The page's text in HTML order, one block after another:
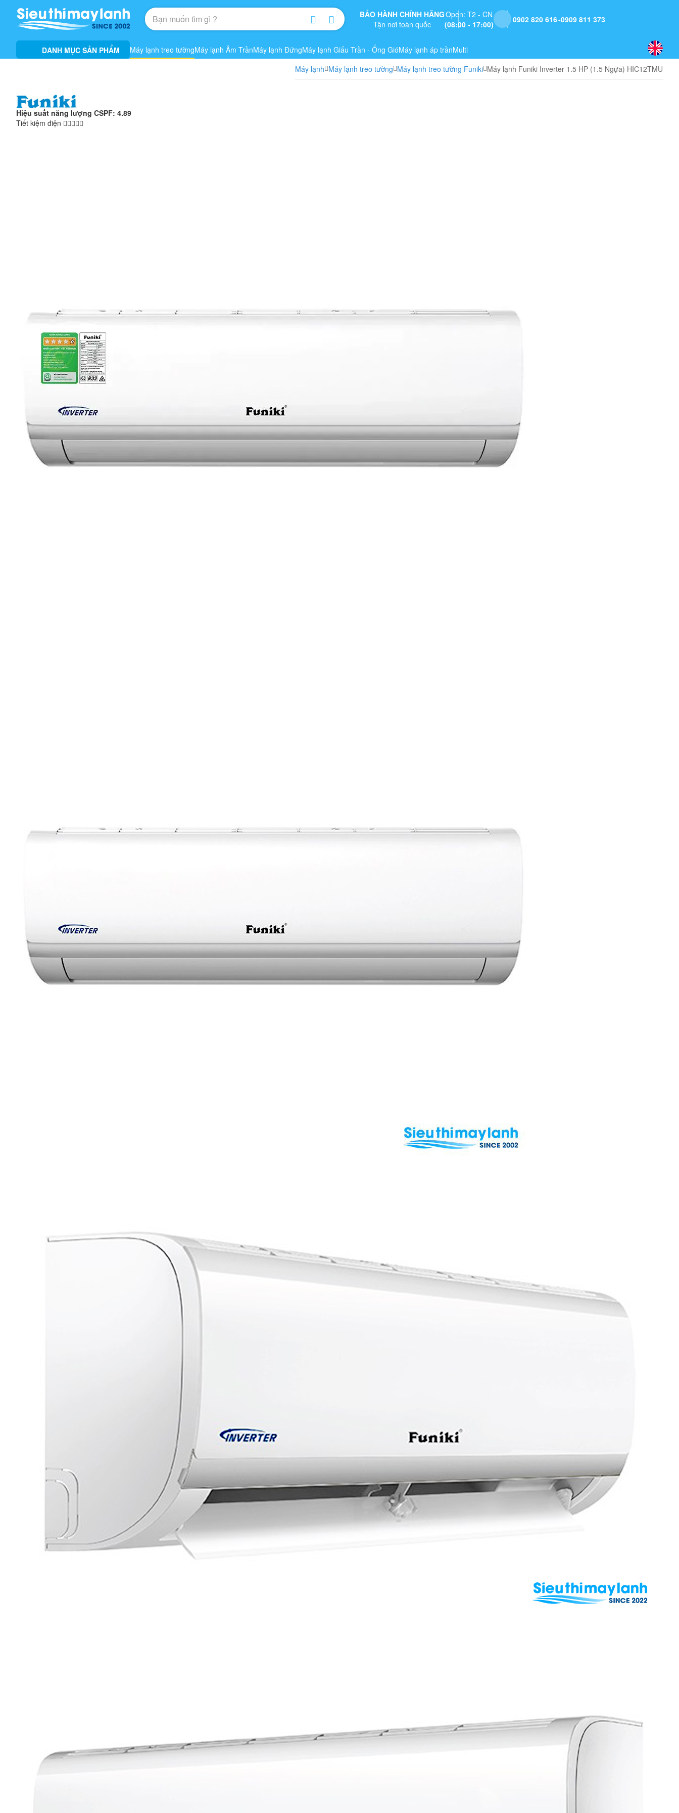
BẢO HÀNH CHÍNH HÃNG
Tận nơi toàn quốc
Open: T2 - CN
(08:00 - 17:00)
0902 820 616 0909 811 373
DANH MỤC SẢN PHẨM Máy lạnh treo tườngMáy lạnh Âm TrầnMáy lạnh ĐứngMáy lạnh Giấu Trần - Ống GióMáy lạnh áp trầnMulti
Máy lạnh Máy lạnh treo tường Máy lạnh treo tường Funiki Máy lạnh Funiki Inverter 1.5 HP (1.5 Ngựa) HIC12TMU
Hiệu suất năng lượng CSPF: 4.89
Tiết kiệm điện